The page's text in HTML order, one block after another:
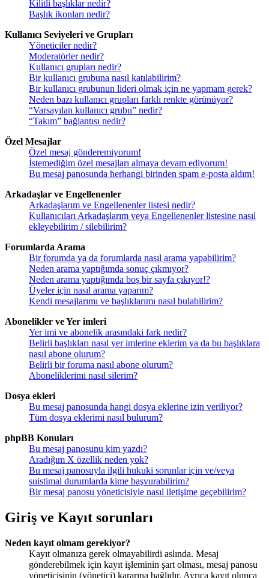
Kilitli başlıklar nedir?
Başlık ikonları nedir?
Kullanıcı Seviyeleri ve Grupları
Yöneticiler nedir?
Moderatörler nedir?
Kullanıcı grupları nedir?
Bir kullanıcı grubuna nasıl katılabilirim?
Bir kullanıcı grubunun lideri olmak için ne yapmam gerek?
Neden bazı kullanıcı grupları farklı renkte görünüyor?
“Varsayılan kullanıcı grubu” nedir?
“Takım” bağlantısı nedir?
Özel Mesajlar
Özel mesaj gönderemiyorum!
İstemediğim özel mesajları almaya devam ediyorum!
Bu mesaj panosunda herhangi birinden spam e-posta aldım!
Arkadaşlar ve Engellenenler
Arkadaşlarım ve Engellenenler listesi nedir?
Kullanıcıları Arkadaşlarım veya Engellenenler listesine nasıl
ekleyebilirim / silebilirim?
Forumlarda Arama
Bir forumda ya da forumlarda nasıl arama yapabilirim?
Neden arama yaptığımda sonuç çıkmıyor?
Neden arama yaptığımda boş bir sayfa çıkıyor!?
Üyeler için nasıl arama yaparım?
Kendi mesajlarımı ve başlıklarımı nasıl bulabilirim?
Abonelikler ve Yer imleri
Yer imi ve abonelik arasındaki fark nedir?
Belirli başlıkları nasıl yer imlerine eklerim ya da bu başlıklara
nasıl abone olurum?
Belirli bir foruma nasıl abone olurum?
Aboneliklerimi nasıl silerim?
Dosya ekleri
Bu mesaj panosunda hangi dosya eklerine izin veriliyor?
Tüm dosya eklerimi nasıl bulurum?
phpBB Konuları
Bu mesaj panosunu kim yazdı?
Aradığım X özellik neden yok?
Bu mesaj panosuyla ilgili hukuki sorunlar için ve/veya
suistimal durumlarda kime başvurabilirim?
Bir mesaj panosu yöneticisiyle nasıl iletişime geçebilirim?
Giriş ve Kayıt sorunları
Neden kayıt olmam gerekiyor?
Kayıt olmanıza gerek olmayabilirdi aslında. Mesaj
gönderebilmek için kayıt işleminin şart olması, mesaj panosu
yöneticisinin (yönetici) kararına bağlıdır. Ayrıca kayıt olunca